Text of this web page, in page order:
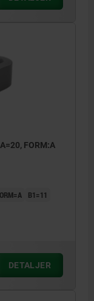
FORM:A
B1=11
DETALJER